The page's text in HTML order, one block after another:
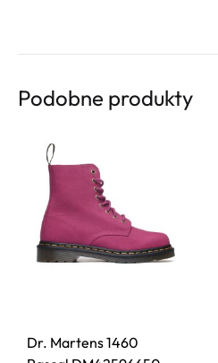
Podobne produkty
Dr. Martens 1460